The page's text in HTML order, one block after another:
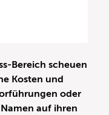
Bereich scheuen
Kosten und
oder
auf ihren